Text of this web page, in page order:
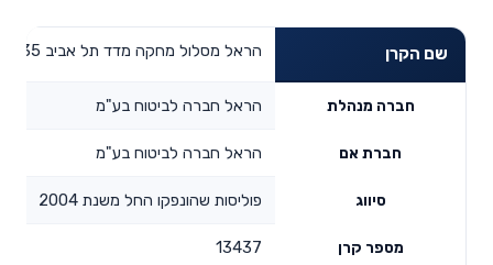
שם הקרן הראל מסלול מחקה מדד תל אביב 35
חברה מנהלת הראל חברה לביטוח בע"מ
חברת אם הראל חברה לביטוח בע"מ
סיווג פוליסות שהונפקו החל משנת 2004
מספר קרן 13437